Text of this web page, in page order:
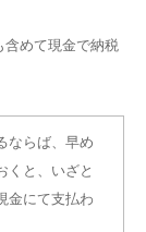
含めて現金で納税
ならば、早め
くと、いざと
金にて支払わ